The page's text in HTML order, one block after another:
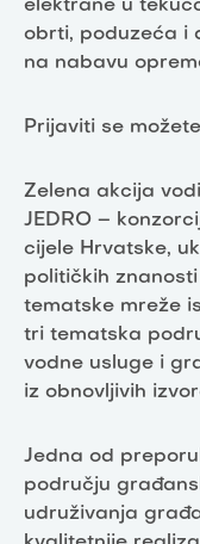
elektrane u
obrti, poduzeća i
na nabavu
Prijaviti se
Zelena akcija
JEDRO –
cijele Hrvatske,
političkih
tematske mreže
tri tematska
vodne usluge i
iz obnovljivih
Jedna od
području
udruživanja